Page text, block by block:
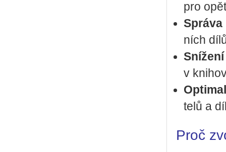
pro
Sprá­va
ních
v
te­lů a
Proč